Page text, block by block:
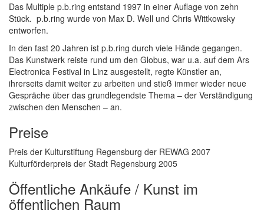
Das Multiple p.b.ring entstand 1997 in einer Auflage von zehn
Stück. p.b.ring wurde von Max D. Well und Chris Wittkowsky
entworfen.
In den fast 20 Jahren ist p.b.ring durch viele Hände gegangen.
Das Kunstwerk reiste rund um den Globus, war u.a. auf dem Ars
Electronica Festival in Linz ausgestellt, regte Künstler an,
ihrerseits damit weiter zu arbeiten und stieß immer wieder neue
Gespräche über das grundlegendste Thema – der Verständigung
zwischen den Menschen – an.
Preise
Preis der Kulturstiftung Regensburg der REWAG 2007
Kulturförderpreis der Stadt Regensburg 2005
Öffentliche Ankäufe / Kunst im
öffentlichen Raum